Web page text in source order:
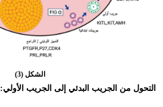
الشكل (3)
التحول من الجريب البدئي إلى الجريب الأولي: